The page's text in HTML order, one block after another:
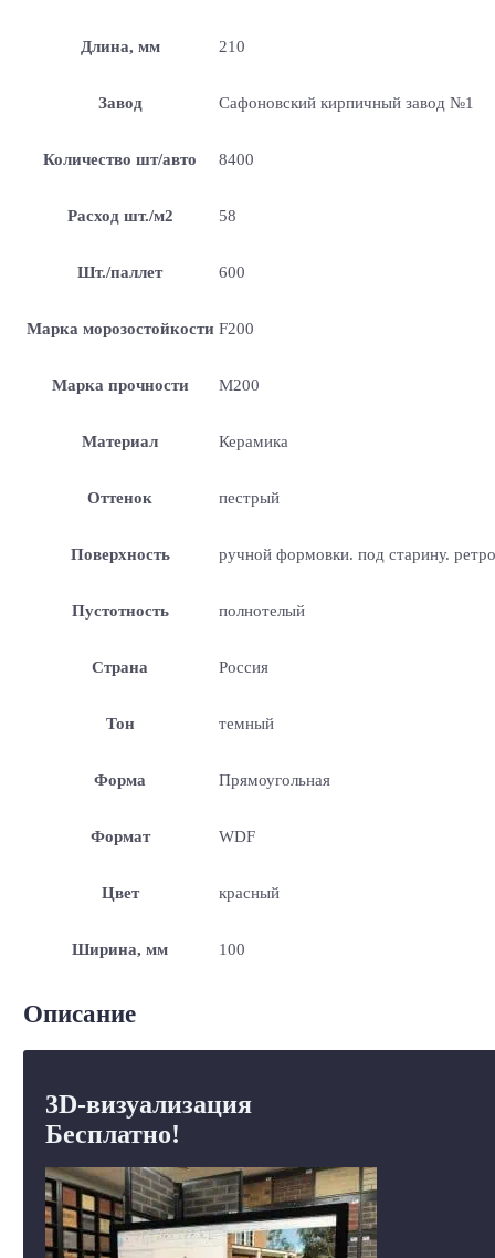
Длина, мм 210
Завод Сафоновский кирпичный завод №1
Количество шт/авто 8400
Расход шт./м2 58
Шт./паллет 600
Марка морозостойкости F200
Марка прочности М200
Материал Керамика
Оттенок пестрый
Поверхность ручной формовки. под старину. ретро
Пустотность полнотелый
Страна Россия
Тон темный
Форма Прямоугольная
Формат WDF
Цвет красный
Ширина, мм 100
Описание
3D-визуализация
Бесплатно!